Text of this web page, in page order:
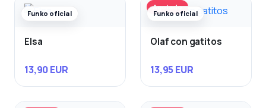
Funko oficial
Elsa
13,90 EUR
Agotado
Funko oficial
Olaf con gatitos
13,95 EUR